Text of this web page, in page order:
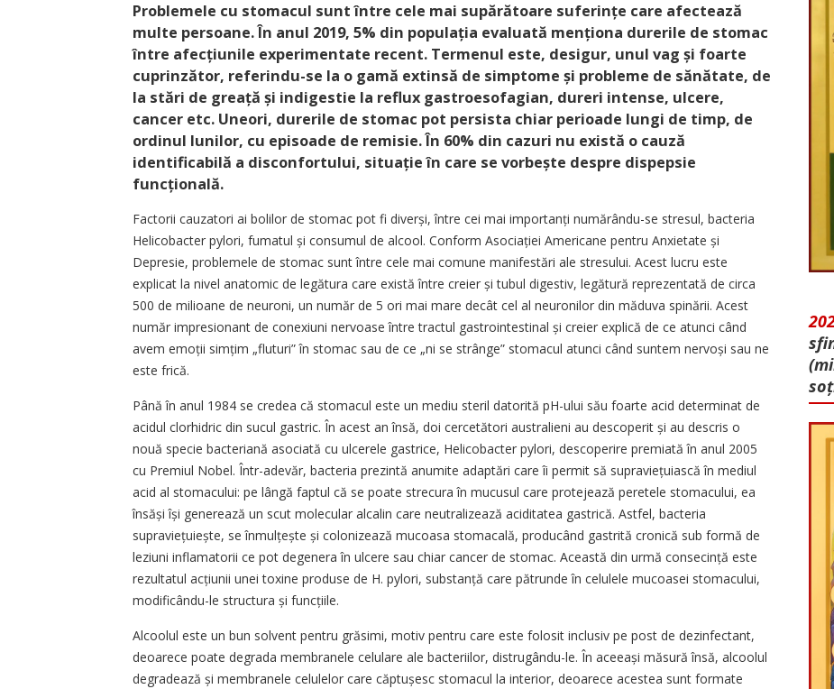
Problemele cu stomacul sunt între cele mai supărătoare suferințe ­care afectează
multe persoane. În anul 2019, 5% din populația evaluată menționa durerile de stomac
între afecțiunile experimentate ­recent. Termenul este, desigur, unul vag și foarte
cuprinzător, re­ferindu-se la o gamă extinsă de simptome și probleme de sănătate, de
la stări de greață și indiges­tie la reflux gastroesofagian, dureri intense, ulcere,
cancer etc. Uneori, durerile de stomac pot persista chiar perioade lungi de timp, de
ordinul lunilor, cu episoade de remisie. În 60% din cazuri nu există o cauză
identificabilă a disconfortului, situație în care se vorbește despre dispepsie
funcțională.
Factorii cauzatori ai bolilor de stomac pot fi diverși, între cei mai importanți numărându-se stresul, bacteria
Helicobacter pylori, fumatul și consumul de alcool. Conform Asociației Americane pentru Anxietate și
Depresie, problemele de stomac sunt între cele mai comune manifestări ale stresului. Acest lucru este
explicat la nivel anatomic de legătura care există între creier și tubul digestiv, legătură reprezentată de circa
500 de milioane de neuroni, un număr de 5 ori mai mare decât cel al neuronilor din măduva spinării. Acest
număr impresionant de conexiuni nervoase între tractul gastrointestinal și creier explică de ce atunci când
avem emoții simțim „fluturi” în stomac sau de ce „ni se strânge” stomacul atunci când suntem nervoși sau ne
este frică.
Până în anul 1984 se credea că stomacul este un mediu steril datorită pH-ului său foarte acid determinat de
acidul clorhidric din sucul gastric. În acest an însă, doi cercetători australieni au descoperit și au descris o
nouă specie bacteriană asociată cu ulcerele gastrice, Helicobacter pylori, descoperire premiată în anul 2005
cu Premiul Nobel. Într-adevăr, bacteria prezintă anumite adaptări care îi permit să supravie­ț­u­iască în mediul
acid al stomacului: pe lângă faptul că se poate strecura în mucusul care protejează peretele stomacului, ea
însăși își generează un scut molecular alcalin care neutralizează aciditatea gastrică. Astfel, bacteria
supraviețuiește, se în­mulțește și colonizează mucoasa stomacală, producând gastrită cronică sub formă de
leziuni inflamatorii ce pot degenera în ulcere sau chiar cancer de stomac. Această din urmă consecință este
rezultatul acțiunii unei toxine produse de H. pylori, substanță care pătrunde în celulele mucoasei stomacului,
modificân­du-le structura și funcțiile.
Alcoolul este un bun solvent pentru grăsimi, motiv pentru care este folosit inclusiv pe post de dezinfectant,
deoarece poate degrada membranele celulare ale bacteriilor, distrugându-le. În aceeași măsură însă, alcoolul
degradează și membranele celulelor care căptușesc stomacul la interior, deoarece acestea sunt formate